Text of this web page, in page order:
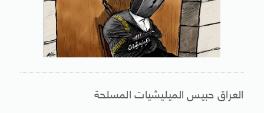
العراق حبيس الميليشيات المسلحة